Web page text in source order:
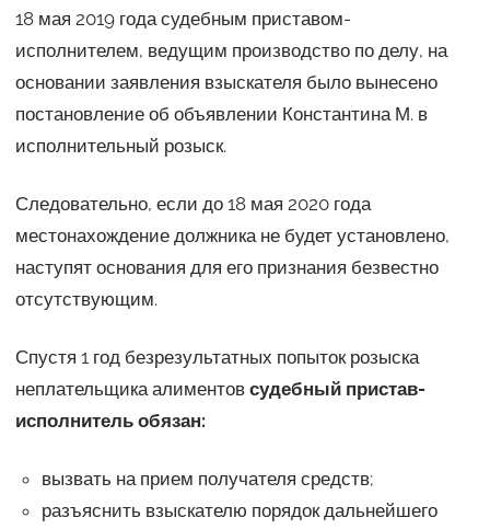
18 мая 2019 года судебным приставом-
исполнителем, ведущим производство по делу, на
основании заявления взыскателя было вынесено
постановление об объявлении Константина М. в
исполнительный розыск.
Следовательно, если до 18 мая 2020 года
местонахождение должника не будет установлено,
наступят основания для его признания безвестно
отсутствующим.
Спустя 1 год безрезультатных попыток розыска
неплательщика алиментов судебный пристав-
исполнитель обязан:
вызвать на прием получателя средств;
разъяснить взыскателю порядок дальнейшего